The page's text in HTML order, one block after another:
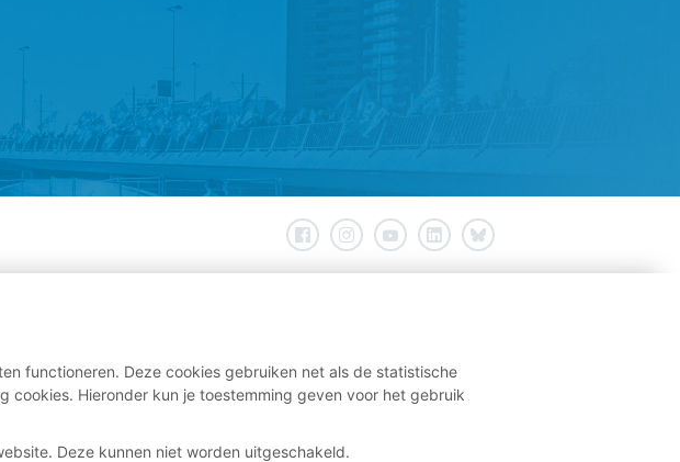
functioneren. Deze cookies gebruiken net als de statistische
Hieronder kun je toestemming geven voor het gebruik
Deze kunnen niet worden uitgeschakeld.